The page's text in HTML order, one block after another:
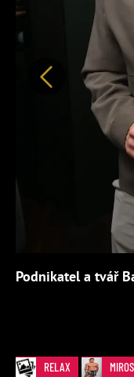
Předchozí
Podnikatel a tvář
RELAX